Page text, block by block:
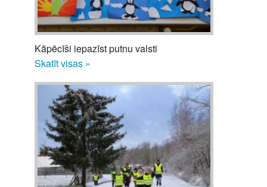
Kāpēcīši iepazīst putnu valsti
Skatīt visas »